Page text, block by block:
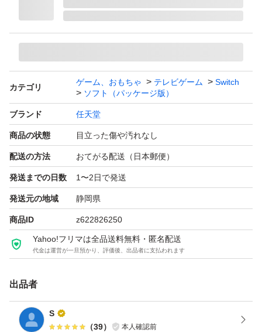
カテゴリ
ゲーム、おもちゃ テレビゲーム
Switch
ソフト（パッケージ版）
ブランド 任天堂
商品の状態 目立った傷や汚れなし
配送の方法 おてがる配送（日本郵便）
発送までの日数 1〜2日で発送
発送元の地域 静岡県
商品ID z622826250
Yahoo!フリマは全品送料無料・匿名配送
代金は運営が一旦預かり、評価後、出品者に支払われます
出品者
S
（39） 本人確認前